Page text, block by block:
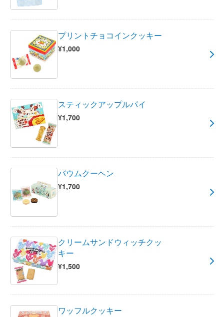
プリントチョコインクッキー
¥1,000
スティックアップルパイ
¥1,700
バウムクーヘン
¥1,700
クリームサンドウィッチクッ
キー
¥1,500
ワッフルクッキー